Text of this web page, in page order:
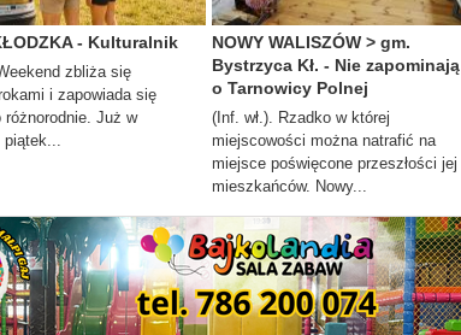
- Kulturalnik
zbliża się
i zapowiada się
różnorodnie. Już w
piątek...
NOWY WALISZÓW > gm.
Bystrzyca Kł. - Nie zapominają
o Tarnowicy Polnej
(Inf. wł.). Rzadko w której
miejscowości można natrafić na
miejsce poświęcone przeszłości jej
mieszkańców. Nowy...